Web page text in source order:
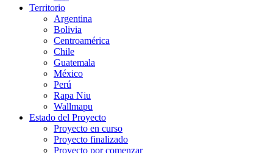
Territorio
Argentina
Bolivia
Centroamérica
Chile
Guatemala
México
Perú
Rapa Niu
Wallmapu
Estado del Proyecto
Proyecto en curso
Proyecto finalizado
Proyecto por comenzar